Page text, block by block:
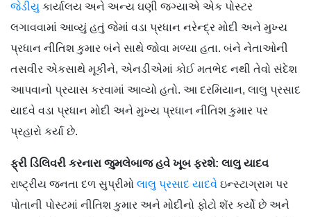
જેડીયુ કાર્યાલય અને અન્ય ઘણી જગ્યાએ એક પોસ્ટર
લગાવવામાં આવ્યું હતું જેમાં વડા પ્રધાન નરેન્દ્ર મોદી અને મુખ્ય
પ્રધાન નીતિશ કુમાર બંને સાથે જોવા મળ્યા હતા. બંને નેતાઓની
તસવીર એકસાથે મૂકીને, એનડીએમાં કોઈ મતભેદ નથી તેવો સંદેશ
આપવાનો પ્રયાસ કરવામાં આવ્યો હતો. આ દરમિયાન, લાલુ પ્રસાદ
યાદવે વડા પ્રધાન મોદી અને મુખ્ય પ્રધાન નીતિશ કુમાર પર
પ્રહારો કર્યા છે.
ફ્રી ડિલિવરી કરનારા જુમલેબાજ હવે ખૂબ ફરશે: લાલુ યાદવ
રાષ્ટ્રીય જનતા દળ સુપ્રીમો લાલુ પ્રસાદ યાદવે ઇન્સ્ટાગ્રામ પર
પોતાની પોસ્ટમાં નીતિશ કુમાર અને મોદીનો ફોટો શૅર કર્યો છે અને